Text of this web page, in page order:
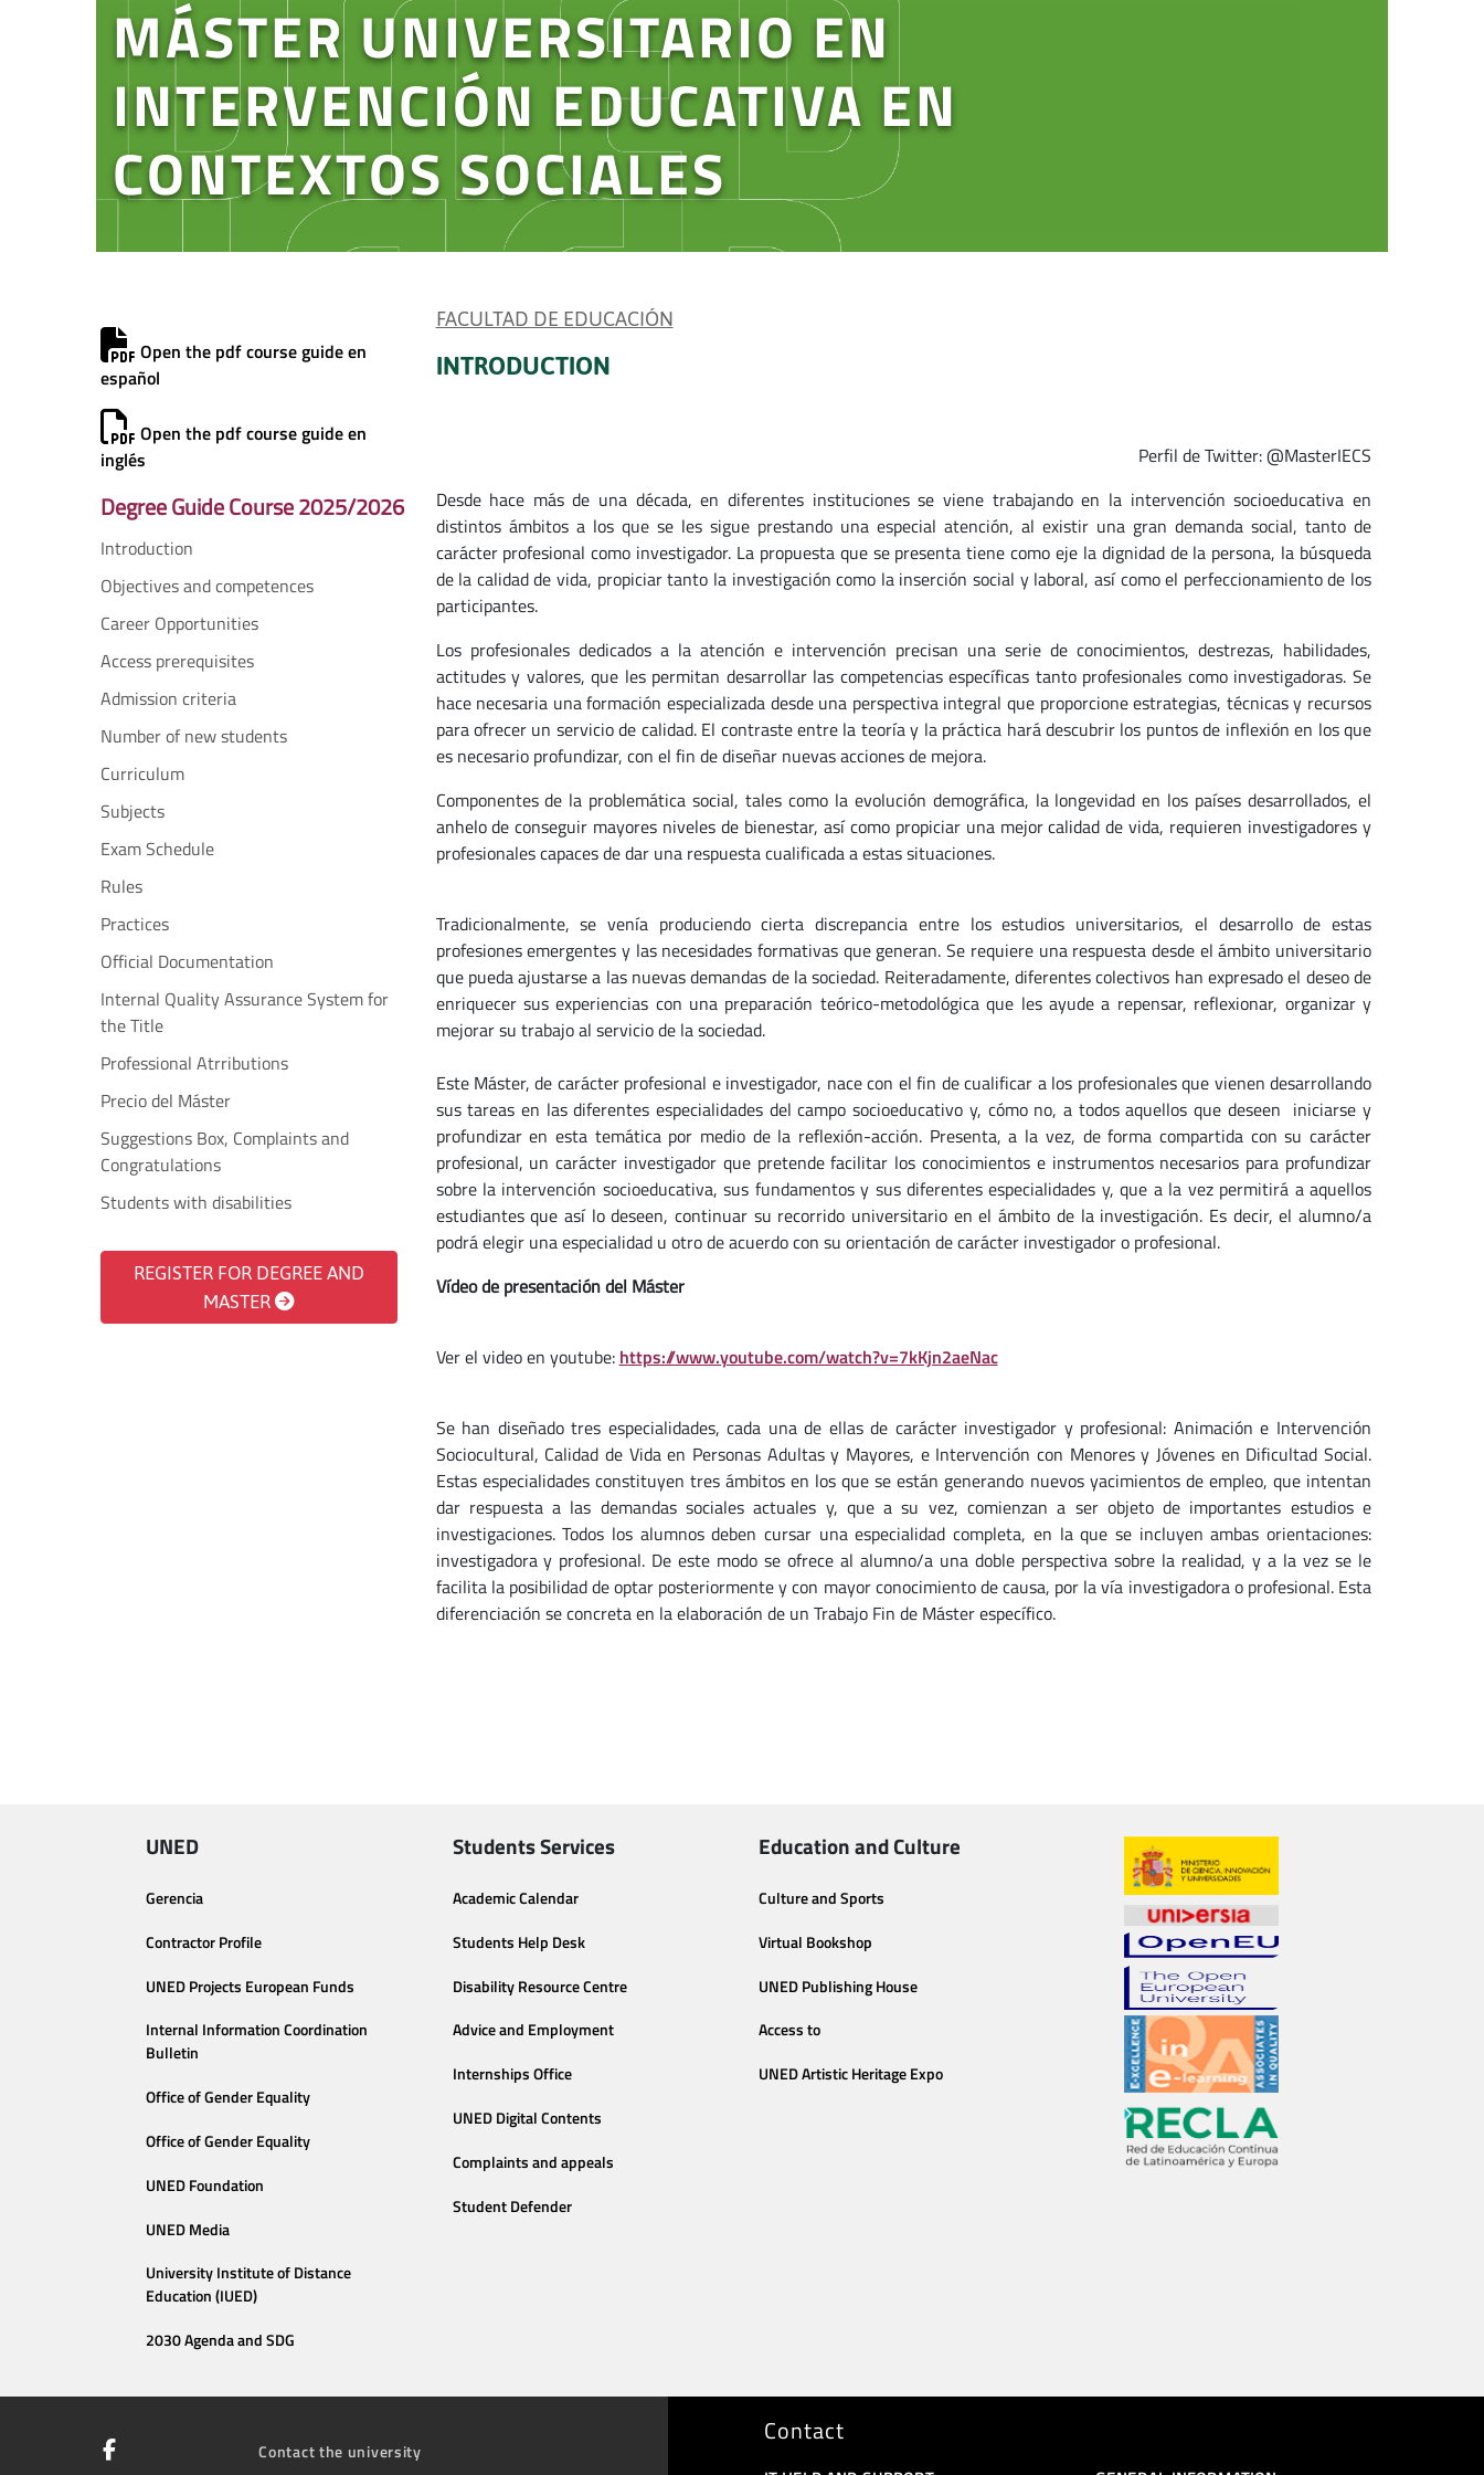
MÁSTER UNIVERSITARIO EN
INTERVENCIÓN EDUCATIVA EN
CONTEXTOS SOCIALES
Open the pdf course guide en
español
Open the pdf course guide en
inglés
Degree Guide Course 2025/2026
Introduction
Objectives and competences
Career Opportunities
Access prerequisites
Admission criteria
Number of new students
Curriculum
Subjects
Exam Schedule
Rules
Practices
Official Documentation
Internal Quality Assurance System for
the Title
Professional Atrributions
Precio del Máster
Suggestions Box, Complaints and
Congratulations
Students with disabilities
REGISTER FOR DEGREE AND
MASTER
FACULTAD DE EDUCACIÓN
INTRODUCTION
Perfil de Twitter: @MasterIECS
Desde hace más de una década, en diferentes instituciones se viene trabajando en la intervención socioeducativa en
distintos ámbitos a los que se les sigue prestando una especial atención, al existir una gran demanda social, tanto de
carácter profesional como investigador. La propuesta que se presenta tiene como eje la dignidad de la persona, la búsqueda
de la calidad de vida, propiciar tanto la investigación como la inserción social y laboral, así como el perfeccionamiento de los
participantes.
Los profesionales dedicados a la atención e intervención precisan una serie de conocimientos, destrezas, habilidades,
actitudes y valores, que les permitan desarrollar las competencias específicas tanto profesionales como investigadoras. Se
hace necesaria una formación especializada desde una perspectiva integral que proporcione estrategias, técnicas y recursos
para ofrecer un servicio de calidad. El contraste entre la teoría y la práctica hará descubrir los puntos de inflexión en los que
es necesario profundizar, con el fin de diseñar nuevas acciones de mejora.
Componentes de la problemática social, tales como la evolución demográfica, la longevidad en los países desarrollados, el
anhelo de conseguir mayores niveles de bienestar, así como propiciar una mejor calidad de vida, requieren investigadores y
profesionales capaces de dar una respuesta cualificada a estas situaciones.
Tradicionalmente, se venía produciendo cierta discrepancia entre los estudios universitarios, el desarrollo de estas
profesiones emergentes y las necesidades formativas que generan. Se requiere una respuesta desde el ámbito universitario
que pueda ajustarse a las nuevas demandas de la sociedad. Reiteradamente, diferentes colectivos han expresado el deseo de
enriquecer sus experiencias con una preparación teórico-metodológica que les ayude a repensar, reflexionar, organizar y
mejorar su trabajo al servicio de la sociedad.
Este Máster, de carácter profesional e investigador, nace con el fin de cualificar a los profesionales que vienen desarrollando
sus tareas en las diferentes especialidades del campo socioeducativo y, cómo no, a todos aquellos que deseen iniciarse y
profundizar en esta temática por medio de la reflexión-acción. Presenta, a la vez, de forma compartida con su carácter
profesional, un carácter investigador que pretende facilitar los conocimientos e instrumentos necesarios para profundizar
sobre la intervención socioeducativa, sus fundamentos y sus diferentes especialidades y, que a la vez permitirá a aquellos
estudiantes que así lo deseen, continuar su recorrido universitario en el ámbito de la investigación. Es decir, el alumno/a
podrá elegir una especialidad u otro de acuerdo con su orientación de carácter investigador o profesional.
Vídeo de presentación del Máster
Ver el video en youtube: https://www.youtube.com/watch?v=7kKjn2aeNac
Se han diseñado tres especialidades, cada una de ellas de carácter investigador y profesional: Animación e Intervención
Sociocultural, Calidad de Vida en Personas Adultas y Mayores, e Intervención con Menores y Jóvenes en Dificultad Social.
Estas especialidades constituyen tres ámbitos en los que se están generando nuevos yacimientos de empleo, que intentan
dar respuesta a las demandas sociales actuales y, que a su vez, comienzan a ser objeto de importantes estudios e
investigaciones. Todos los alumnos deben cursar una especialidad completa, en la que se incluyen ambas orientaciones:
investigadora y profesional. De este modo se ofrece al alumno/a una doble perspectiva sobre la realidad, y a la vez se le
facilita la posibilidad de optar posteriormente y con mayor conocimiento de causa, por la vía investigadora o profesional. Esta
diferenciación se concreta en la elaboración de un Trabajo Fin de Máster específico.
UNED
Gerencia
Contractor Profile
UNED Projects European Funds
Internal Information Coordination
Bulletin
Office of Gender Equality
Office of Gender Equality
UNED Foundation
UNED Media
University Institute of Distance
Education (IUED)
2030 Agenda and SDG
Students Services
Academic Calendar
Students Help Desk
Disability Resource Centre
Advice and Employment
Internships Office
UNED Digital Contents
Complaints and appeals
Student Defender
Education and Culture
Culture and Sports
Virtual Bookshop
UNED Publishing House
Access to
UNED Artistic Heritage Expo
Contact the university
Contact